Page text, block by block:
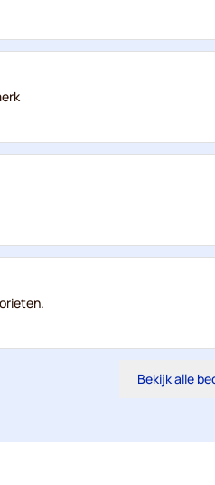
Bekijk alle